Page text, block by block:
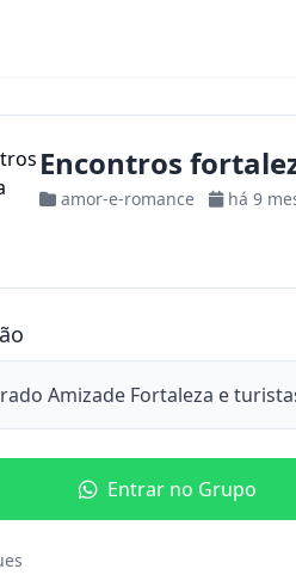
Encontros
amor-e-romance há 9
Amizade Fortaleza e
Entrar no Grupo